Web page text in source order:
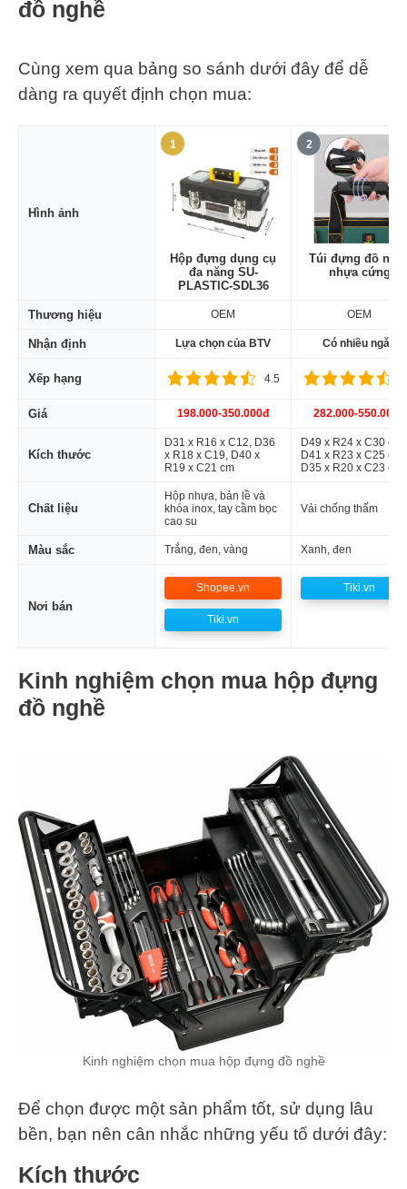
đồ nghề
Cùng xem qua bảng so sánh dưới đây để dễ
dàng ra quyết định chọn mua:
Hình ảnh
1
Hộp đựng dụng cụ
đa năng SU-
PLASTIC-SDL36
2
Túi đựng đồ
nhựa cứng
Thương hiệu OEM OEM
Nhận định Lựa chọn của BTV Có nhiều ngăn
Xếp hạng 4.5
Giá 198.000-350.000đ 282.000-550.000đ
Kích thước
D31 x R16 x C12, D36
x R18 x C19, D40 x
R19 x C21 cm
D49 x R24 x C30 cm,
D41 x R23 x C25 cm,
D35 x R20 x C23 cm
Chất liệu
Hộp nhựa, bản lề và
khóa inox, tay cầm bọc
cao su
Vải chống thấm
Màu sắc Trắng, đen, vàng Xanh, đen
Nơi bán
Shopee.vn
Tiki.vn
Tiki.vn
Kinh nghiệm chọn mua hộp đựng
đồ nghề
Kinh nghiệm chọn mua hộp đựng đồ nghề
Để chọn được một sản phẩm tốt, sử dụng lâu
bền, bạn nên cân nhắc những yếu tố dưới đây:
Kích thước